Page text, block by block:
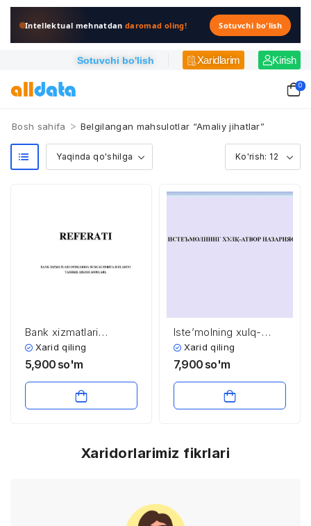
Intellektual mehnatdandaromad oling! Sotuvchi bo'lish
Sotuvchi bo'lish Xaridlarim Kirish
0
Bosh sahifa > Belgilangan mahsulotlar “Amaliy jihatlar”
Bank xizmatlari
ofislarida buxgalteriya
ishlarini tashkil qilish
Xarid qiling
5,900 so'm
Iste’molning xulq-
atvor nazariyasi
Xarid qiling
7,900 so'm
Xaridorlarimiz fikrlari